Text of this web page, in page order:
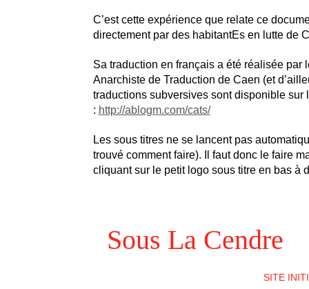
C’est cette expérience que relate ce
directement par des habitantEs en lutte de
Sa traduction en français a été réalisée par
Anarchiste de Traduction de Caen (et
traductions subversives sont disponible sur
: http://ablogm.com/cats/
Les sous titres ne se lancent pas
trouvé comment faire). Il faut donc le faire
cliquant sur le petit logo sous titre en bas à